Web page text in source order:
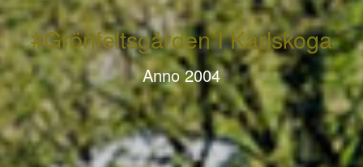
#Grönfeltsgården I Karlskoga
Anno 2004